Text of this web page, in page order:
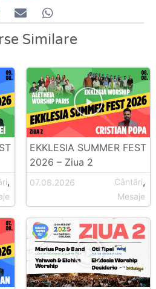
Similare
,
EKKLESIA SUMMER FEST
2026 – Ziua 2
07.08.2026 Cântări,
Mesaje